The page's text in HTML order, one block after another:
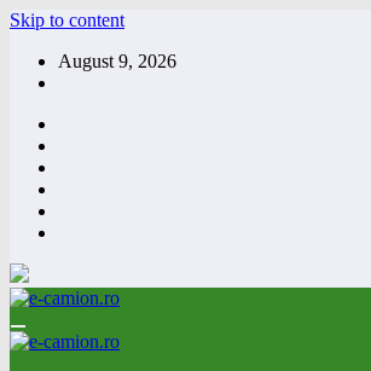
Skip to content
August 9, 2026